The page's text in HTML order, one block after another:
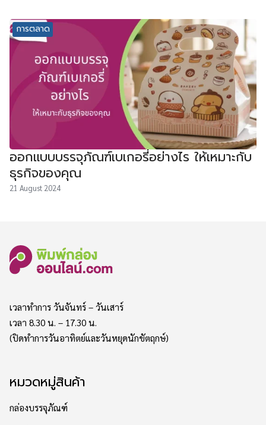
การตลาด
ออกแบบบรรจุภัณฑ์เบเกอรี่อย่างไร ให้เหมาะกับ
ธุรกิจของคุณ
21 August 2024
เวลาทำการ วันจันทร์ – วันเสาร์
เวลา 8.30 น. – 17.30 น.
(ปิดทำการวันอาทิตย์และวันหยุดนักขัตฤกษ์)
หมวดหมู่สินค้า
กล่องบรรจุภัณฑ์